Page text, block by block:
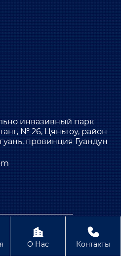
инвазивный парк
№ 26, Цяньтоу, район
провинция Гуандун
Содержание

О Нас

Контакты